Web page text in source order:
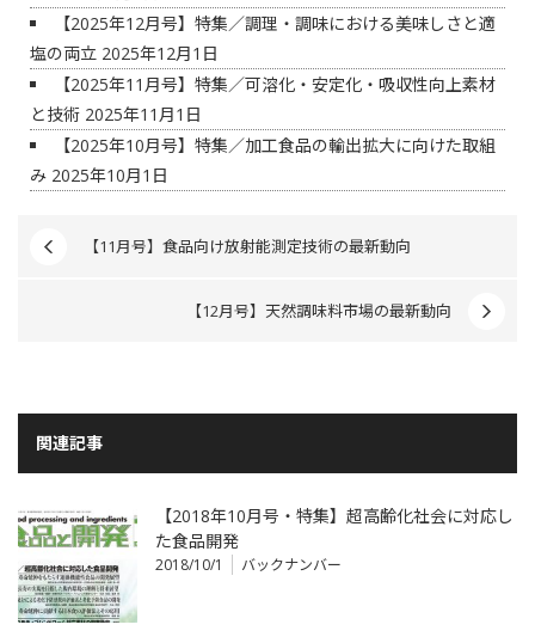
【2025年12月号】特集／調理・調味における美味しさと適
塩の両立 2025年12月1日
【2025年11月号】特集／可溶化・安定化・吸収性向上素材
と技術 2025年11月1日
【2025年10月号】特集／加工食品の輸出拡大に向けた取組
み 2025年10月1日
【11月号】食品向け放射能測定技術の最新動向
【12月号】天然調味料市場の最新動向
関連記事
【2018年10月号・特集】超高齢化社会に対応し
た食品開発
2018/10/1 バックナンバー